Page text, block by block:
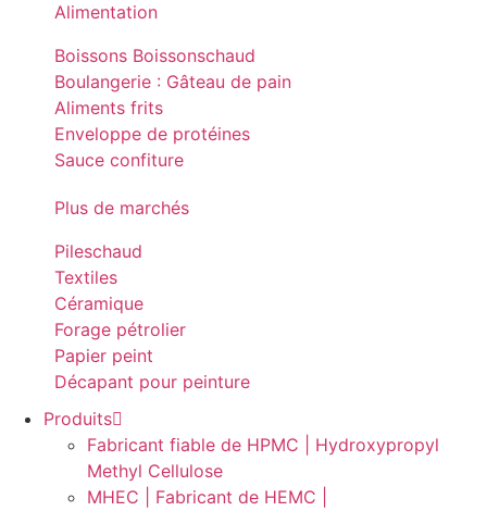
Alimentation
Boissons Boissonschaud
Boulangerie : Gâteau de pain
Aliments frits
Enveloppe de protéines
Sauce confiture
Plus de marchés
Pileschaud
Textiles
Céramique
Forage pétrolier
Papier peint
Décapant pour peinture
Produits
Fabricant fiable de HPMC | Hydroxypropyl
Methyl Cellulose
MHEC | Fabricant de HEMC |